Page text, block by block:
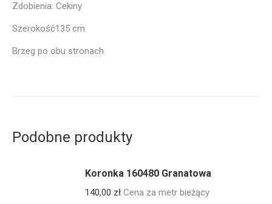
Zdobienia: Cekiny
Szerokość135 cm
Brzeg po obu stronach
Podobne produkty
Koronka 160480 Granatowa
140,00 zł Cena za metr bieżący